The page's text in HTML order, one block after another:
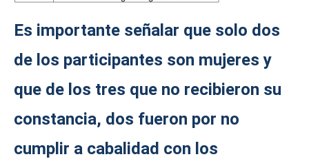
Es importante señalar que solo dos
de los participantes son mujeres y
que de los tres que no recibieron su
constancia, dos fueron por no
cumplir a cabalidad con los